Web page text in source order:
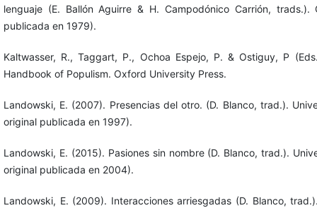
lenguaje (E. Ballón Aguirre & H. Campodónico Carrión, trads.).
publicada en 1979).
Kaltwasser, R., Taggart, P., Ochoa Espejo, P. & Ostiguy, P
Handbook of Populism. Oxford University Press.
Landowski, E. (2007). Presencias del otro. (D. Blanco, trad.).
original publicada en 1997).
Landowski, E. (2015). Pasiones sin nombre (D. Blanco, trad.).
original publicada en 2004).
Landowski, E. (2009). Interacciones arriesgadas (D. Blanco,